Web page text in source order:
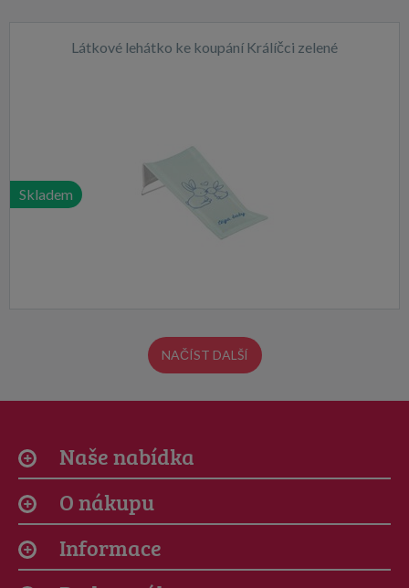
Látkové lehátko ke koupání Králíčci zelené
Skladem
NAČÍST DALŠÍ
Naše nabídka
O nákupu
Informace